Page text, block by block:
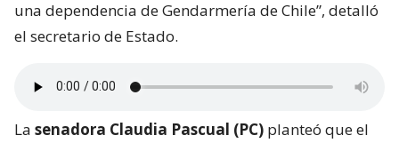
una dependencia de Gendarmería de Chile”, detalló
el secretario de Estado.
La senadora Claudia Pascual (PC) planteó que el